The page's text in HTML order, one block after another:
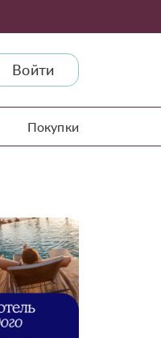
Войти
Покупки